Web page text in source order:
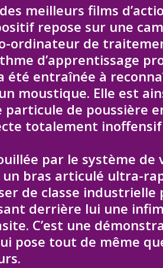
meilleurs films
repose sur une
ordinateur de
d’apprentissage
été entraînée à
moustique. Elle est
de poussière
totalement inoffensif
par le système
bras articulé ultra-
de classe industrielle
derrière lui une
C’est une
pose tout de même